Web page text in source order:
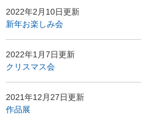
2022年2月10日更新
新年お楽しみ会
2022年1月7日更新
クリスマス会
2021年12月27日更新
作品展